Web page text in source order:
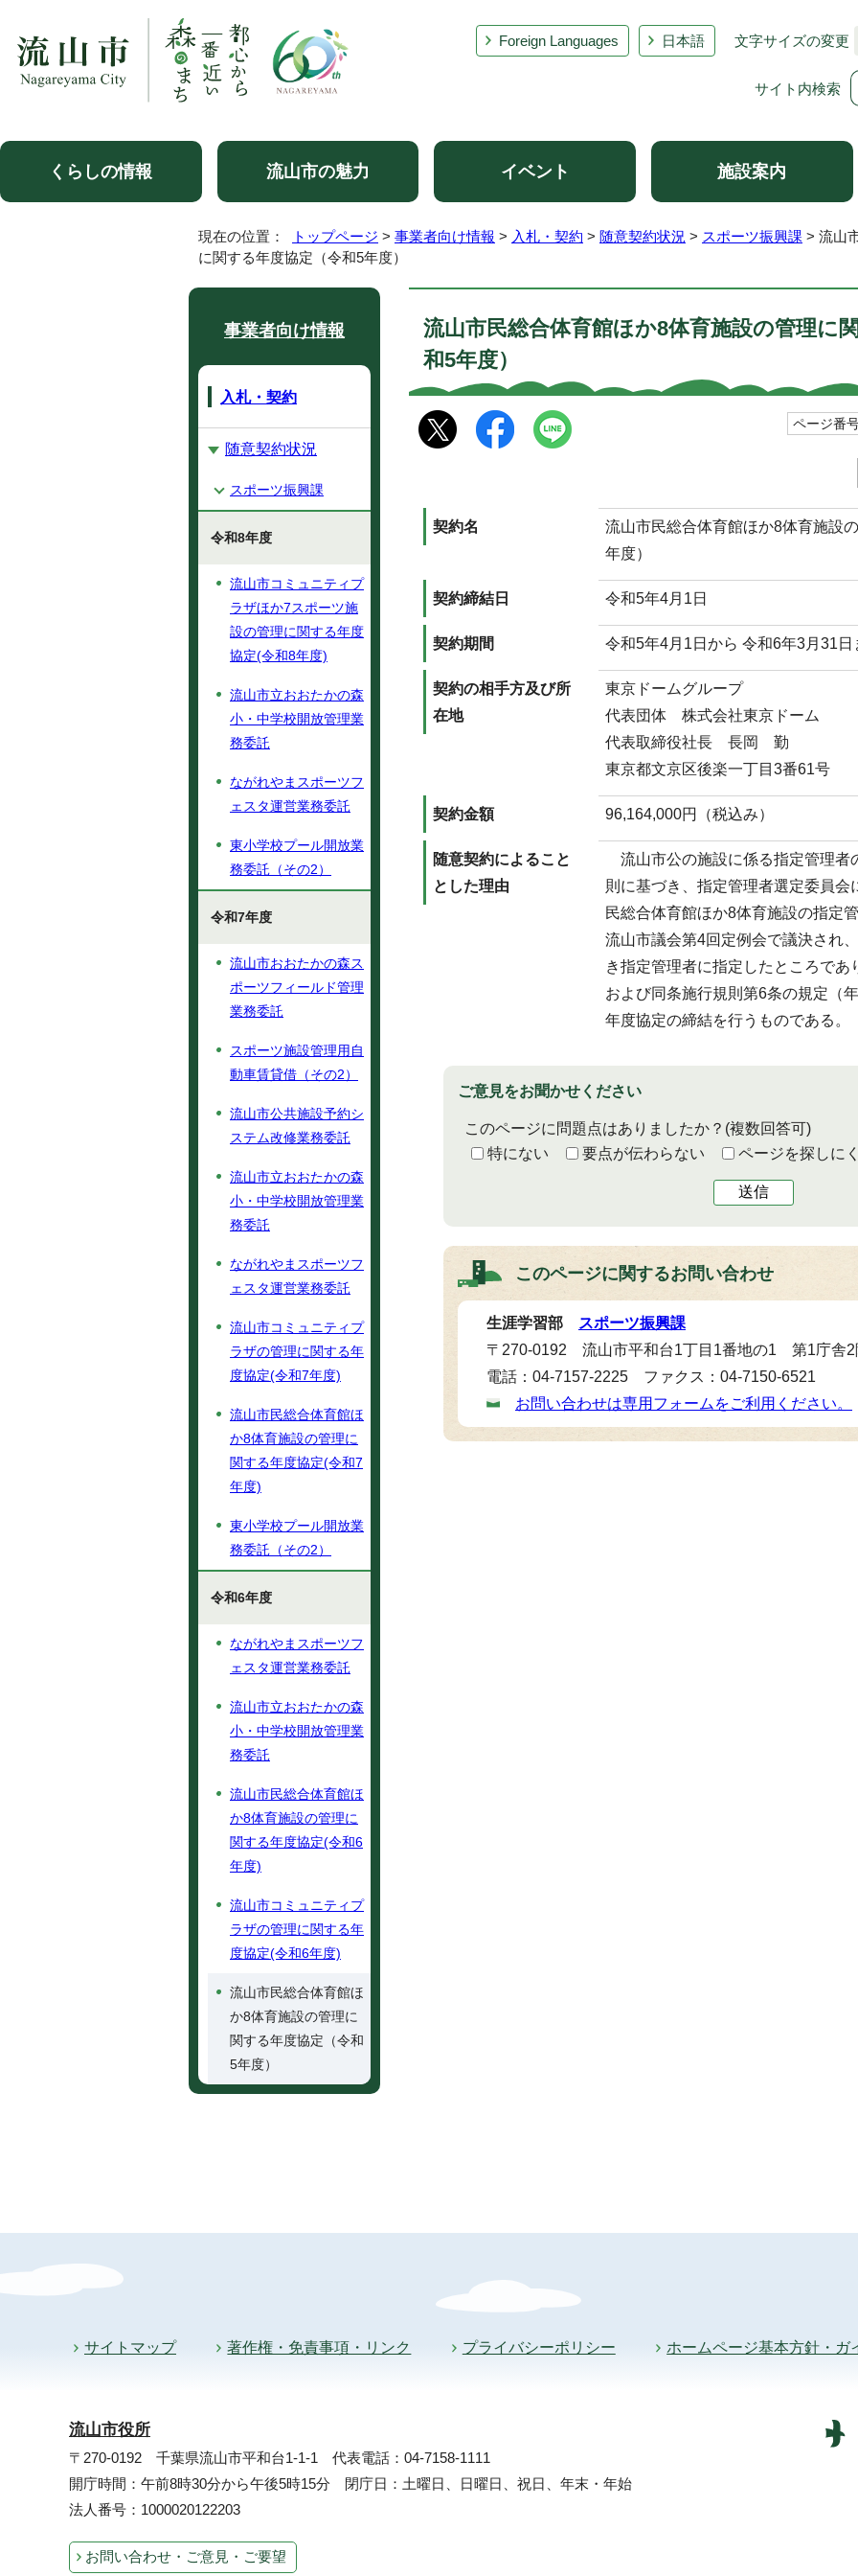
Foreign Languages 日本語 文字サイズの変更
サイト内検索
くらしの情報 流山市の魅力 イベント 施設案内
現在の位置： トップページ > 事業者向け情報 > 入札・契約 > 随意契約状況 > スポーツ振興課 > 流山
に関する年度協定（令和5年度）
流山市民総合体育館ほか8体育施設の管理に
和5年度）
ページ番
契約名
流山市民総合体育館ほか8体育施設
年度）
契約締結日 令和5年4月1日
契約期間 令和5年4月1日から 令和6年3月31日
契約の相手方及び所
在地
東京ドームグループ
代表団体 株式会社東京ドーム
代表取締役社長 長岡 勤
東京都文京区後楽一丁目3番61号
契約金額 96,164,000円（税込み）
随意契約によること
とした理由
流山市公の施設に係る指定管理者
則に基づき、指定管理者選定委員
民総合体育館ほか8体育施設の指定
流山市議会第4回定例会で議決され
き指定管理者に指定したところで
および同条施行規則第6条の規定（
年度協定の締結を行うものである。
ご意見をお聞かせください
このページに問題点はありましたか？ (複数回答可)
特にない
要点が伝わらない ページを探しに
送信
このページに関するお問い合わせ
生涯学習部
スポーツ振興課
〒270-0192 流山市平和台1丁目1番地の1 第1庁舎2
電話：04-7157-2225 ファクス：04-7150-6521
お問い合わせは専用フォームをご利用ください。
事業者向け情報
入札・契約
随意契約状況
スポーツ振興課
令和8年度
流山市コミュニティプ
ラザほか7スポーツ施
設の管理に関する年度
協定(令和8年度)
流山市立おおたかの森
小・中学校開放管理業
務委託
ながれやまスポーツフ
ェスタ運営業務委託
東小学校プール開放業
務委託（その2）
令和7年度
流山市おおたかの森ス
ポーツフィールド管理
業務委託
スポーツ施設管理用自
動車賃貸借（その2）
流山市公共施設予約シ
ステム改修業務委託
流山市立おおたかの森
小・中学校開放管理業
務委託
ながれやまスポーツフ
ェスタ運営業務委託
流山市コミュニティプ
ラザの管理に関する年
度協定(令和7年度)
流山市民総合体育館ほ
か8体育施設の管理に
関する年度協定(令和7
年度)
東小学校プール開放業
務委託（その2）
令和6年度
ながれやまスポーツフ
ェスタ運営業務委託
流山市立おおたかの森
小・中学校開放管理業
務委託
流山市民総合体育館ほ
か8体育施設の管理に
関する年度協定(令和6
年度)
流山市コミュニティプ
ラザの管理に関する年
度協定(令和6年度)
流山市民総合体育館ほ
か8体育施設の管理に
関する年度協定（令和
5年度）
サイトマップ 著作権・免責事項・リンク プライバシーポリシー ホームページ基本方針・ガ
流山市役所
〒270-0192 千葉県流山市平和台1-1-1 代表電話：04-7158-1111
開庁時間：午前8時30分から午後5時15分 閉庁日：土曜日、日曜日、祝日、年末・年始
法人番号：1000020122203
お問い合わせ・ご意見・ご要望